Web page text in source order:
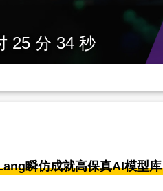
25 分 34 秒
瞬仿成就高保真AI模型库